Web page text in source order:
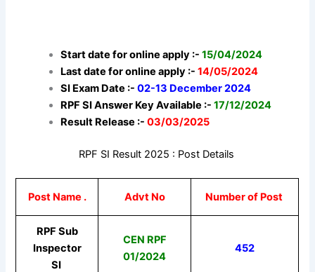
Start date for online apply :-15/04/2024
Last date for online apply :- 14/05/2024
SI Exam Date :-02-13 December 2024
RPF SI Answer Key Available :-17/12/2024
Result Release :- 03/03/2025
RPF SI Result 2025 : Post Details
Post Name . Advt No Number of Post
RPF Sub
Inspector
SI
CEN RPF
01/2024
452